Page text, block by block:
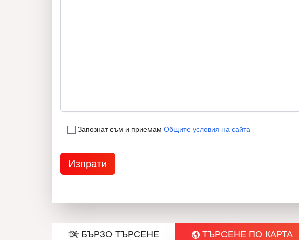
Запознат съм и приемам Общите условия на сайта
БЪРЗО ТЪРСЕНЕ ТЪРСЕНЕ ПО КАРТА